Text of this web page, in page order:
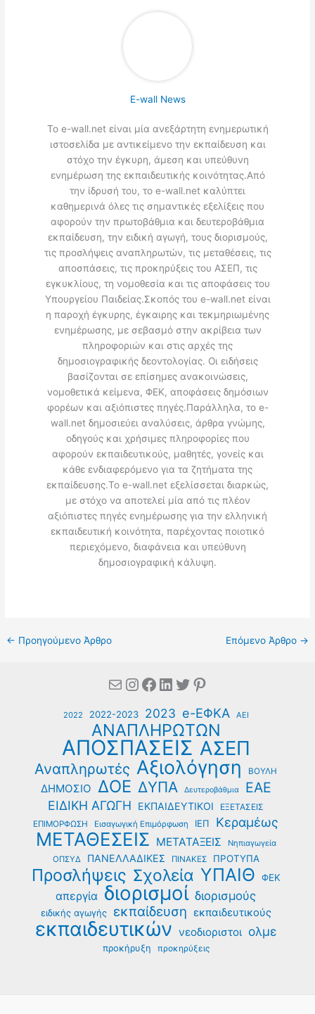
E-wall News
Το e-wall.net είναι μία ανεξάρτητη ενημερωτική
ιστοσελίδα με αντικείμενο την εκπαίδευση και
στόχο την έγκυρη, άμεση και υπεύθυνη
ενημέρωση της εκπαιδευτικής κοινότητας.Από
την ίδρυσή του, το e-wall.net καλύπτει
καθημερινά όλες τις σημαντικές εξελίξεις που
αφορούν την πρωτοβάθμια και δευτεροβάθμια
εκπαίδευση, την ειδική αγωγή, τους διορισμούς,
τις προσλήψεις αναπληρωτών, τις μεταθέσεις, τις
αποσπάσεις, τις προκηρύξεις του ΑΣΕΠ, τις
εγκυκλίους, τη νομοθεσία και τις αποφάσεις του
Υπουργείου Παιδείας.Σκοπός του e-wall.net είναι
η παροχή έγκυρης, έγκαιρης και τεκμηριωμένης
ενημέρωσης, με σεβασμό στην ακρίβεια των
πληροφοριών και στις αρχές της
δημοσιογραφικής δεοντολογίας. Οι ειδήσεις
βασίζονται σε επίσημες ανακοινώσεις,
νομοθετικά κείμενα, ΦΕΚ, αποφάσεις δημόσιων
φορέων και αξιόπιστες πηγές.Παράλληλα, το e-
wall.net δημοσιεύει αναλύσεις, άρθρα γνώμης,
οδηγούς και χρήσιμες πληροφορίες που
αφορούν εκπαιδευτικούς, μαθητές, γονείς και
κάθε ενδιαφερόμενο για τα ζητήματα της
εκπαίδευσης.Το e-wall.net εξελίσσεται διαρκώς,
με στόχο να αποτελεί μία από τις πλέον
αξιόπιστες πηγές ενημέρωσης για την ελληνική
εκπαιδευτική κοινότητα, παρέχοντας ποιοτικό
περιεχόμενο, διαφάνεια και υπεύθυνη
δημοσιογραφική κάλυψη.
← Προηγούμενο Άρθρο Επόμενο Άρθρο →
MailInstagram
Facebook
Linkedin
Twitter
Pinterest
2022 2022-2023 2023 e-ΕΦΚΑ ΑΕΙ
ΑΝΑΠΛΗΡΩΤΩΝ
ΑΠΟΣΠΑΣΕΙΣ ΑΣΕΠ
Αναπληρωτές Αξιολόγηση ΒΟΥΛΗ
ΔΗΜΟΣΙΟ ΔΟΕ ΔΥΠΑ Δευτεροβάθμια ΕΑΕ
ΕΙΔΙΚΗ ΑΓΩΓΗ ΕΚΠΑΙΔΕΥΤΙΚΟΙ ΕΞΕΤΑΣΕΙΣ
ΕΠΙΜΟΡΦΩΣΗ Εισαγωγική Επιμόρφωση ΙΕΠ Κεραμέως
ΜΕΤΑΘΕΣΕΙΣ ΜΕΤΑΤΑΞΕΙΣ
Νηπιαγωγεία
ΟΠΣΥΔ
ΠΑΝΕΛΛΑΔΙΚΕΣ ΠΙΝΑΚΕΣ ΠΡΟΤΥΠΑ
Προσλήψεις Σχολεία ΥΠΑΙΘ ΦΕΚ
απεργία διορισμοί διορισμούς
ειδικής αγωγής εκπαίδευση εκπαιδευτικούς
εκπαιδευτικών νεοδιοριστοι ολμε
προκήρυξη προκηρύξεις